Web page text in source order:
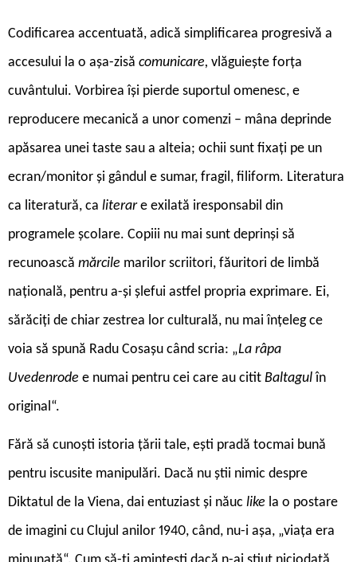
Codificarea accentuată, adică simplificarea progresivă a
accesului la o așa-zisă comunicare, vlăguiește forța
cuvântului. Vorbirea își pierde suportul omenesc, e
reproducere mecanică a unor comenzi – mâna deprinde
apăsarea unei taste sau a alteia; ochii sunt fixați pe un
ecran/monitor și gândul e sumar, fragil, filiform. Literatura
ca literatură, ca literare exilată iresponsabil din
programele școlare. Copiii nu mai sunt deprinși să
recunoască mărcile marilor scriitori, făuritori de limbă
națională, pentru a-și șlefui astfel propria exprimare. Ei,
sărăciți de chiar zestrea lor culturală, nu mai înțeleg ce
voia să spună Radu Cosașu când scria: „La râpa
Uvedenrode e numai pentru cei care au citit Baltagulîn
original“.
Fără să cunoști istoria țării tale, ești pradă tocmai bună
pentru iscusite manipulări. Dacă nu știi nimic despre
Diktatul de la Viena, dai entuziast și năuc like la o postare
de imagini cu Clujul anilor 1940, când, nu-i așa, „viața era